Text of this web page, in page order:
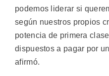
podemos liderar si
según nuestros propios
potencia de primera
dispuestos a pagar por
afirmó.